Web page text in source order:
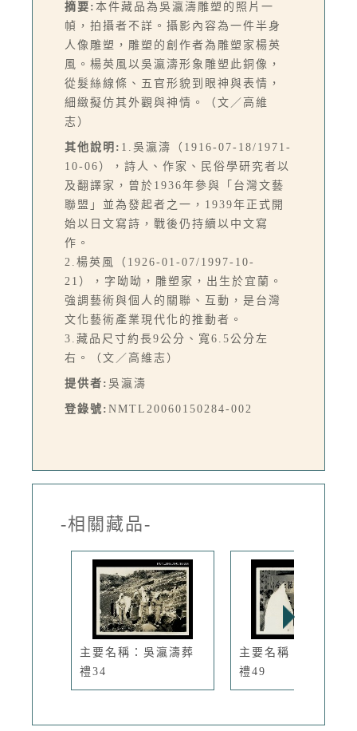
摘要: 本件藏品為吳瀛濤雕塑的照片一
幀，拍攝者不詳。攝影內容為一件半身
人像雕塑，雕塑的創作者為雕塑家楊英
風。楊英風以吳瀛濤形象雕塑此銅像，
從髮絲線條、五官形貌到眼神與表情，
細緻擬仿其外觀與神情。（文／高維
志）
其他說明: 1.吳瀛濤（1916-07-18/1971-
10-06），詩人、作家、民俗學研究者以
及翻譯家，曾於1936年參與「台灣文藝
聯盟」並為發起者之一，1939年正式開
始以日文寫詩，戰後仍持續以中文寫
作。
2.楊英風（1926-01-07/1997-10-
21），字呦呦，雕塑家，出生於宜蘭。
強調藝術與個人的關聯、互動，是台灣
文化藝術產業現代化的推動者。
3.藏品尺寸約長9公分、寬6.5公分左
右。（文／高維志）
提供者: 吳瀛濤
登錄號: NMTL20060150284-002
-相關藏品-
主要名稱：吳瀛濤葬
禮34
主要名稱：吳瀛濤葬
禮49